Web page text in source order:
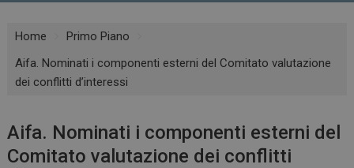
Home
Primo Piano
Aifa. Nominati i componenti esterni del Comitato valutazione
dei conflitti d’interessi
Aifa. Nominati i componenti esterni del
Comitato valutazione dei conflitti